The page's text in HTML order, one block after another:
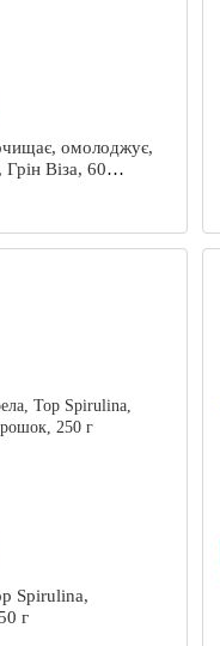
омолоджує,
Віза, 60
Spirulina,
г